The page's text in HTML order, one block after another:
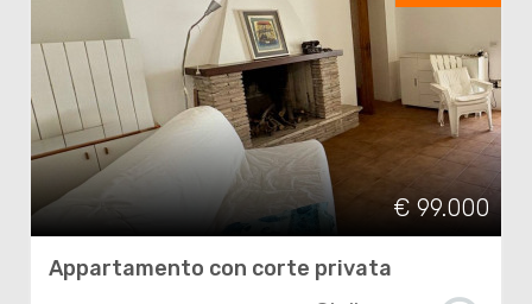
€ 99.000
Appartamento con corte privata